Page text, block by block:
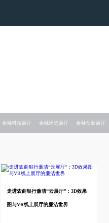
金融科技展厅 金融历史展厅 金融创新展厅
走进农商银行廉洁“云展厅”：3D效果
图与VR线上展厅的廉洁世界